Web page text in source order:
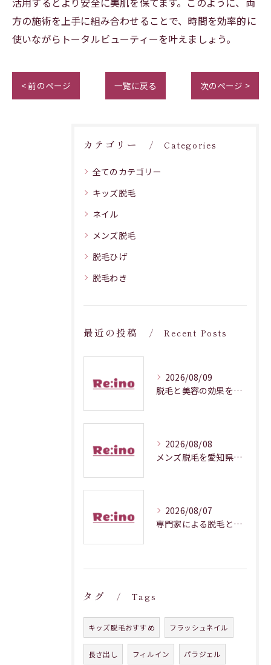
方の施術を上手に組み合わせることで、時間を効率的に
使いながらトータルビューティーを叶えましょう。
< 前のページ 一覧に戻る 次のページ >
カテゴリー Categories
全てのカテゴリー
キッズ脱毛
ネイル
メンズ脱毛
脱毛ひげ
脱毛わき
最近の投稿 Recent Posts
2026/08/09
脱毛と美容の効果を愛知県岡崎市で実感するための比較と失敗しない選び方
2026/08/08
メンズ脱毛を愛知県で比較する際の料金や通いやすさ徹底ガイド
2026/08/07
専門家による脱毛とメンズ脱毛の選び方を愛知県額田郡幸田町相見で徹底解説
タグ Tags
キッズ脱毛おすすめ フラッシュネイル
長さ出し フィルイン パラジェル